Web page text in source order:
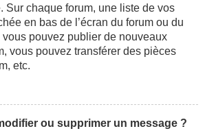
Sur chaque forum, une liste de vos
en bas de l’écran du forum ou du
pouvez publier de nouveaux
vous pouvez transférer des pièces
etc.
ou supprimer un message ?